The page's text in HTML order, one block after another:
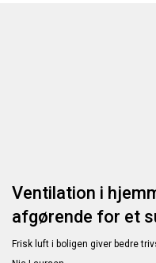
Ventilation i
afgørende for et
Frisk luft i boligen giver bedre